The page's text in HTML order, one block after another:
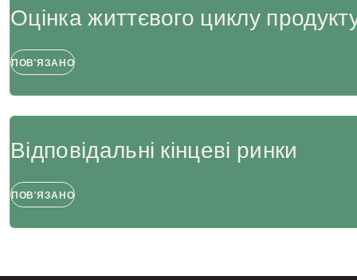
Оцінка життєвого циклу
ПОВ'ЯЗАНО
Відповідальні кінцеві ринки
ПОВ'ЯЗАНО